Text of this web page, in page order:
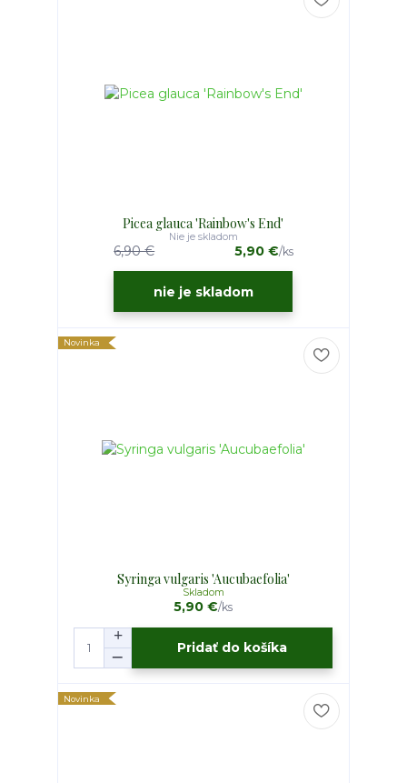
Picea glauca 'Rainbow's End'
6,90 € 5,90 €/ks
Nie je skladom
nie je skladom
Novinka
Syringa vulgaris 'Aucubaefolia'
5,90 €/ks
Skladom
Pridať do košíka
Novinka